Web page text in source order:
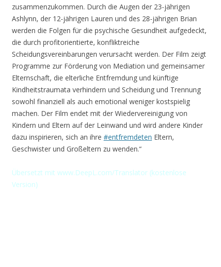
zusammenzukommen. Durch die Augen der 23-jährigen
Ashlynn, der 12-jährigen Lauren und des 28-jährigen Brian
werden die Folgen für die psychische Gesundheit aufgedeckt,
die durch profitorientierte, konfliktreiche
Scheidungsvereinbarungen verursacht werden. Der Film zeigt
Programme zur Förderung von Mediation und gemeinsamer
Elternschaft, die elterliche Entfremdung und künftige
Kindheitstraumata verhindern und Scheidung und Trennung
sowohl finanziell als auch emotional weniger kostspielig
machen. Der Film endet mit der Wiedervereinigung von
Kindern und Eltern auf der Leinwand und wird andere Kinder
dazu inspirieren, sich an ihre #entfremdeten Eltern,
Geschwister und Großeltern zu wenden.“
Übersetzt mit www.DeepL.com/Translator (kostenlose
Version)